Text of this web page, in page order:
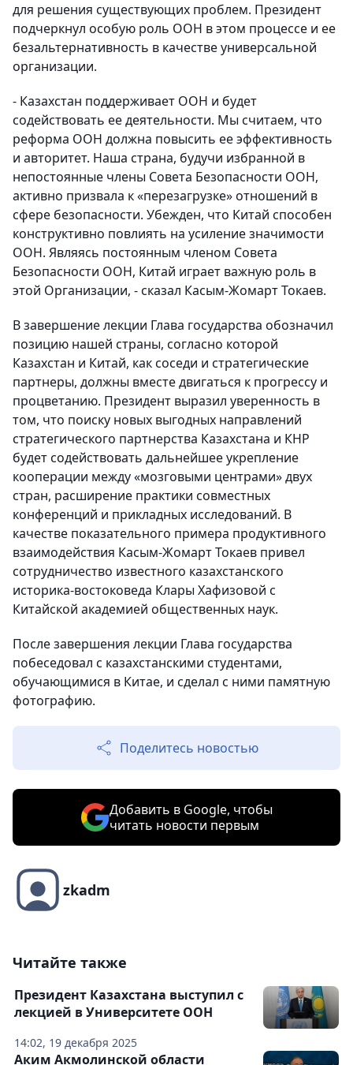
для решения существующих проблем. Президент
подчеркнул особую роль ООН в этом процессе и ее
безальтернативность в качестве универсальной
организации.
- Казахстан поддерживает ООН и будет
содействовать ее деятельности. Мы считаем, что
реформа ООН должна повысить ее эффективность
и авторитет. Наша страна, будучи избранной в
непостоянные члены Совета Безопасности ООН,
активно призвала к «перезагрузке» отношений в
сфере безопасности. Убежден, что Китай способен
конструктивно повлиять на усиление значимости
ООН. Являясь постоянным членом Совета
Безопасности ООН, Китай играет важную роль в
этой Организации, - сказал Касым-Жомарт Токаев.
В завершение лекции Глава государства обозначил
позицию нашей страны, согласно которой
Казахстан и Китай, как соседи и стратегические
партнеры, должны вместе двигаться к прогрессу и
процветанию. Президент выразил уверенность в
том, что поиску новых выгодных направлений
стратегического партнерства Казахстана и КНР
будет содействовать дальнейшее укрепление
кооперации между «мозговыми центрами» двух
стран, расширение практики совместных
конференций и прикладных исследований. В
качестве показательного примера продуктивного
взаимодействия Касым-Жомарт Токаев привел
сотрудничество известного казахстанского
историка-востоковеда Клары Хафизовой с
Китайской академией общественных наук.
После завершения лекции Глава государства
побеседовал с казахстанскими студентами,
обучающимися в Китае, и сделал с ними памятную
фотографию.
Поделитесь новостью
Добавить в Google, чтобы
читать новости первым
zkadm
Читайте также
14:02, 19 декабря 2025
Президент Казахстана выступил с
лекцией в Университете ООН
Аким Акмолинской области